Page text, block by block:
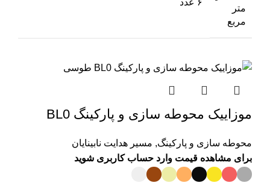
متر
مربع
۶ عدد
موزاییک محوطه سازی و پارکینگ BL0
محوطه سازی و پارکینگ, مسیر هدایت نابینایان
برای مشاهده قیمت وارد حساب کاربری شوید